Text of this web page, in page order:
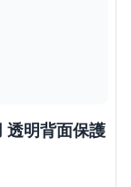
明背面保護